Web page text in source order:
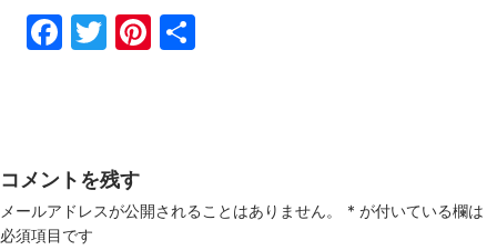
Fac
Twi
Pin
コメントを残す
メールアドレスが公開されることはありません。 * が付いている欄は
必須項目です